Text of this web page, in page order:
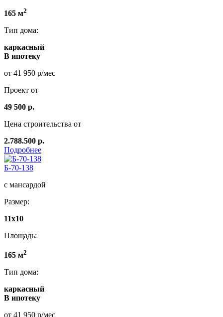
165 м2
Тип дома:
каркасный
В ипотеку
от 41 950 р/мес
Проект от
49 500 р.
Цена строительства от
2.788.500 р.
Подробнее
Б-70-138
с мансардой
Размер:
11х10
Площадь:
165 м2
Тип дома:
каркасный
В ипотеку
от 41 950 р/мес